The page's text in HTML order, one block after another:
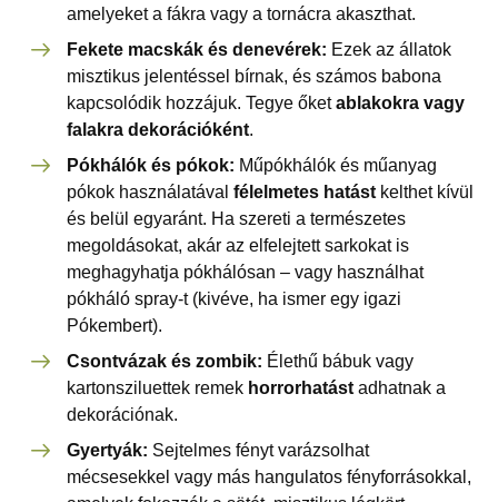
amelyeket a fákra vagy a tornácra akaszthat.
Fekete macskák és denevérek: Ezek az állatok
misztikus jelentéssel bírnak, és számos babona
kapcsolódik hozzájuk. Tegye őketablakokra vagy
falakra dekorációként.
Pókhálók és pókok: Műpókhálók és műanyag
pókok használatával félelmetes hatástkelthet kívül
és belül egyaránt. Ha szereti a természetes
megoldásokat, akár az elfelejtett sarkokat is
meghagyhatja pókhálósan – vagy használhat
pókháló spray-t (kivéve, ha ismer egy igazi
Pókembert).
Csontvázak és zombik: Élethű bábuk vagy
kartonsziluettek remek horrorhatástadhatnak a
dekorációnak.
Gyertyák: Sejtelmes fényt varázsolhat
mécsesekkel vagy más hangulatos fényforrásokkal,